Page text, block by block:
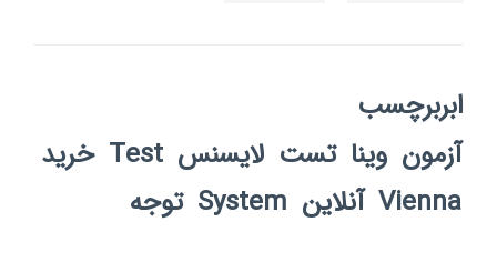
ابربرچسب
آزمون وینا تست لایسنس Test خرید
Vienna آنلاین System توجه